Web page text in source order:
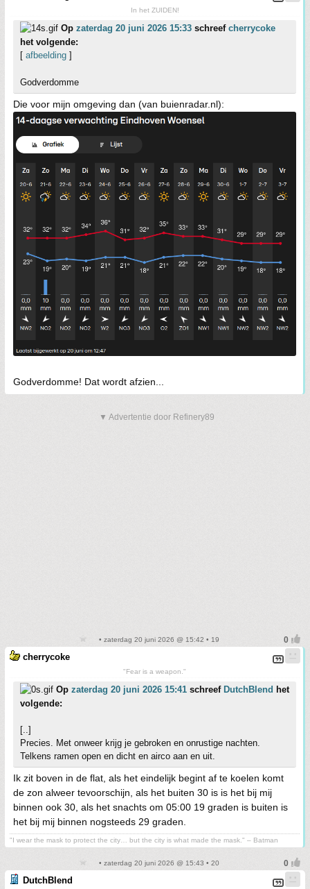
In het ZUIDEN!
Op zaterdag 20 juni 2026 15:33 schreef cherrycoke
het volgende:
[ afbeelding ]
Godverdomme
Die voor mijn omgeving dan (van buienradar.nl):
Godverdomme! Dat wordt afzien...
▼ Advertentie door Refinery89
• zaterdag 20 juni 2026 @ 15:42 • 19
cherrycoke
"Fear is a weapon."
Op zaterdag 20 juni 2026 15:41 schreef DutchBlend het
volgende:
[..]
Precies. Met onweer krijg je gebroken en onrustige nachten.
Telkens ramen open en dicht en airco aan en uit.
Ik zit boven in de flat, als het eindelijk begint af te koelen komt
de zon alweer tevoorschijn, als het buiten 30 is is het bij mij
binnen ook 30, als het snachts om 05:00 19 graden is buiten is
het bij mij binnen nogsteeds 29 graden.
"I wear the mask to protect the city… but the city is what made the mask." – Batman
• zaterdag 20 juni 2026 @ 15:43 • 20
DutchBlend